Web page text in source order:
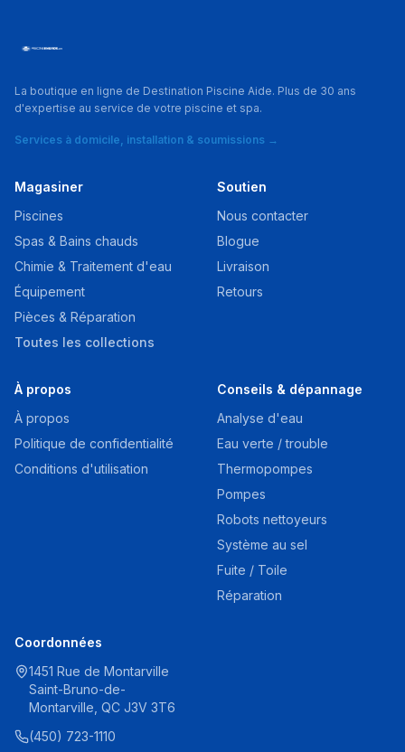
La boutique en ligne de Destination Piscine Aide. Plus de 30 ans
d'expertise au service de votre piscine et spa.
Services à domicile, installation & soumissions →
Magasiner
Piscines
Spas & Bains chauds
Chimie & Traitement d'eau
Équipement
Pièces & Réparation
Toutes les collections
Soutien
Nous contacter
Blogue
Livraison
Retours
À propos
À propos
Politique de confidentialité
Conditions d'utilisation
Conseils & dépannage
Analyse d'eau
Eau verte / trouble
Thermopompes
Pompes
Robots nettoyeurs
Système au sel
Fuite / Toile
Réparation
Coordonnées
1451 Rue de Montarville
Saint-Bruno-de-
Montarville, QC J3V 3T6
(450) 723-1110